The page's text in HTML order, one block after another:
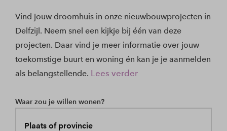
Vind jouw droomhuis in onze nieuwbouwprojecten in
Delfzijl. Neem snel een kijkje bij één van deze
projecten. Daar vind je meer informatie over jouw
toekomstige buurt en woning én kan je je aanmelden
als belangstellende. Lees verder
Waar zou je willen wonen?
Plaats of provincie